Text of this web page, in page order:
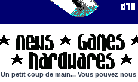
Un petit coup de main... Vous pouvez